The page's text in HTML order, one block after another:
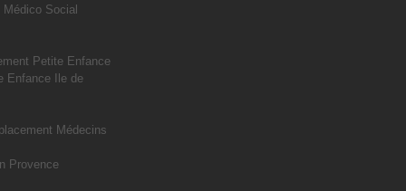
Social
Petite Enfance
Enfance Ile de
Médecins
Provence